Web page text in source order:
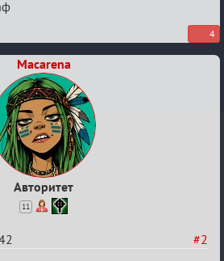
4
Macarena
Авторитет
11
#2